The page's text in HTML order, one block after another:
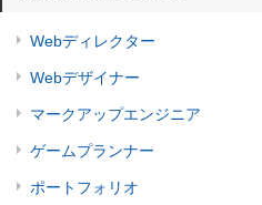
Webディレクター
Webデザイナー
マークアップエンジニア
ゲームプランナー
ポートフォリオ